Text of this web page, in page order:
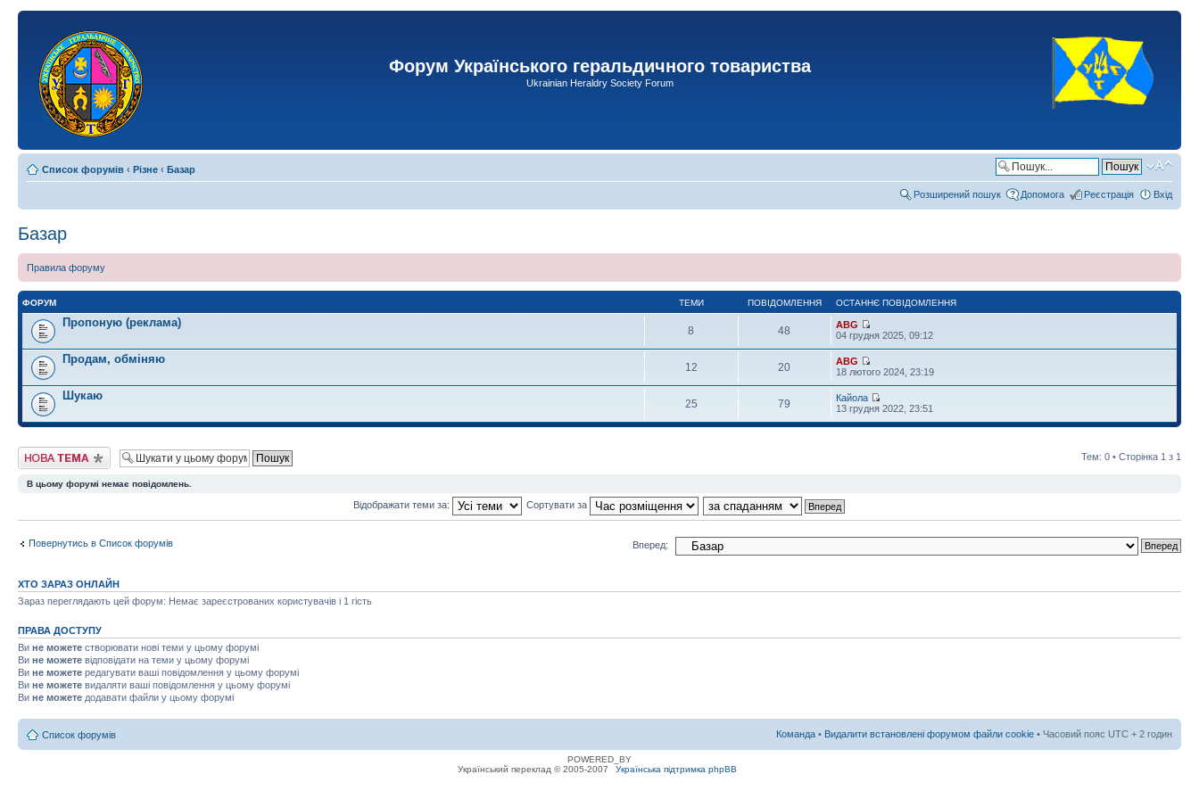
Форум Українського геральдичного товариства
Ukrainian Heraldry Society Forum
Список форумів ‹ Різне ‹ Базар
Розширений пошук Допомога Реєстрація Вхід
Базар
Правила форуму
ФОРУМ ТЕМИ ПОВІДОМЛЕННЯ ОСТАННЄ ПОВІДОМЛЕННЯ
Пропоную (реклама)
8 48
ABG
04 грудня 2025, 09:12
Продам, обміняю
12 20
ABG
18 лютого 2024, 23:19
Шукаю
25 79
Кайола
13 грудня 2022, 23:51
Створити нову тему Тем: 0 • Сторінка 1 з 1
В цьому форумі немає повідомлень.
Відображати теми за: Сортувати за
Повернутись в Список форумів Вперед:
ХТО ЗАРАЗ ОНЛАЙН
Зараз переглядають цей форум: Немає зареєстрованих користувачів і 1 гість
ПРАВА ДОСТУПУ
Ви не можете створювати нові теми у цьому форумі
Ви не можете відповідати на теми у цьому форумі
Ви не можете редагувати ваші повідомлення у цьому форумі
Ви не можете видаляти ваші повідомлення у цьому форумі
Ви не можете додавати файли у цьому форумі
Список форумів Команда • Видалити встановлені форумом файли cookie • Часовий пояс UTC + 2 годин
POWERED_BY
Український переклад © 2005-2007
Українська підтримка phpBB